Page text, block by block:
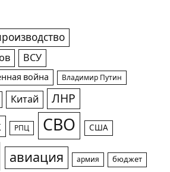
ВСУ
война Владимир Путин
Китай ЛНР
РПЦ СВО США
авиация армия бюджет